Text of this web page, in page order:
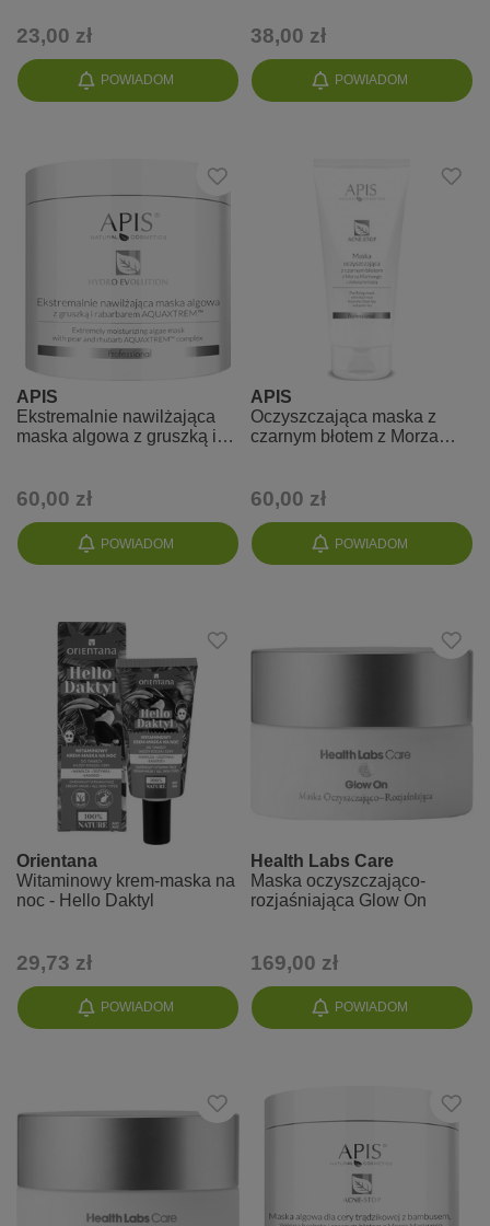
POWIADOM
23,00 zł
POWIADOM
38,00 zł
POWIADOM
APIS
Ekstremalnie nawilżająca
maska algowa z gruszką i
60,00 zł
POWIADOM
APIS
Oczyszczająca maska z
czarnym błotem z Morza
60,00 zł
POWIADOM
Orientana
Witaminowy krem-maska na
noc - Hello Daktyl
29,73 zł
POWIADOM
Health Labs Care
Maska oczyszczająco-
rozjaśniająca Glow On
169,00 zł